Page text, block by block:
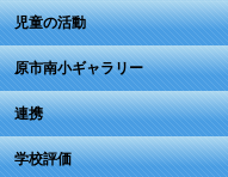
児童の活動
原市南小ギャラリー
連携
学校評価